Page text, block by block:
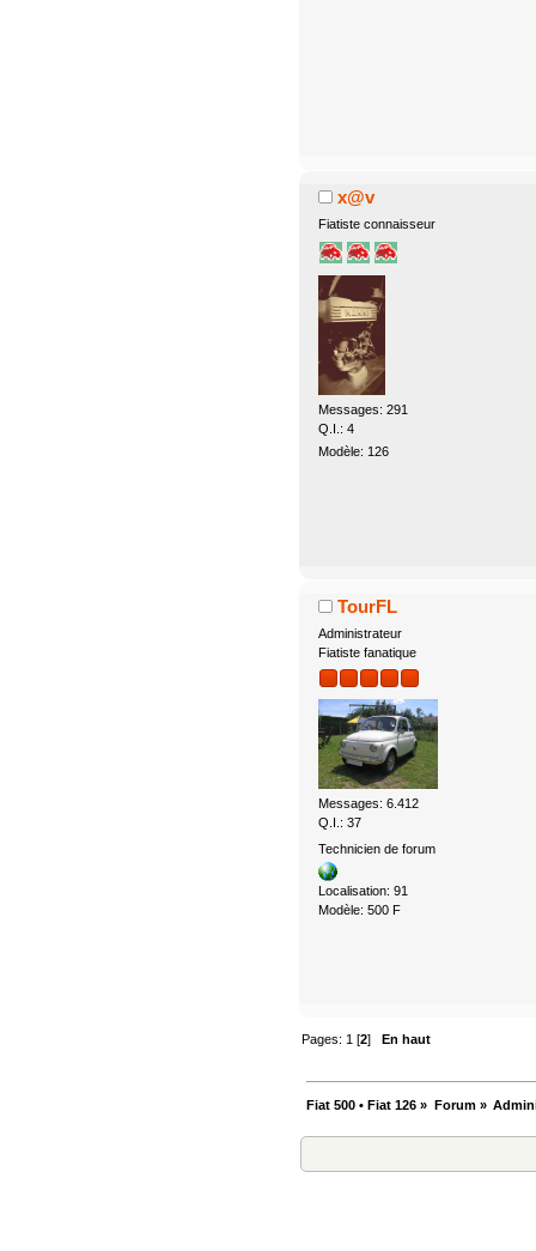
x@v
Fiatiste connaisseur
Messages: 291
Q.I.: 4
Modèle: 126
TourFL
Administrateur
Fiatiste fanatique
Messages: 6.412
Q.I.: 37
Technicien de forum
Localisation: 91
Modèle: 500 F
Pages: 1 [2] En haut
Fiat 500 • Fiat 126 » Forum»